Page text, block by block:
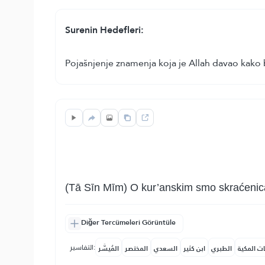
Surenin Hedefleri:
Pojašnjenje znamenja koja je Allah davao
(Tā Sīn Mīm) O kur’anskim smo
Diğer Tercümeleri Görüntüle
التفاسير: المُيسَّر المختصر السعدي ابن كثير الطبري المكية